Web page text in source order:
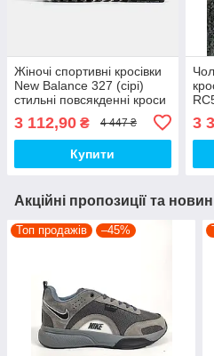
Жіночі спортивні кросівки
New Balance 327 (сірі)
стильні повсякденні кроси
3 112,90 ₴ 4 447 ₴
Купити
топ
3
Акційні пропозиції та
Топ продажів –45%